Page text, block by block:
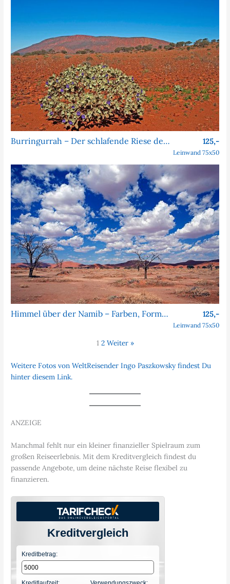
Burringurrah – Der schlafende Riese des Outbacks 125,-
Leinwand 75x50
Himmel über der Namib – Farben, Formen, Faszination 125,-
Leinwand 75x50
1 2 Weiter »
Weitere Fotos von WeltReisender Ingo Paszkowsky findest Du
hinter diesem Link.
ANZEIGE
Manchmal fehlt nur ein kleiner finanzieller Spielraum zum
großen Reiseerlebnis. Mit dem Kreditvergleich findest du
passende Angebote, um deine nächste Reise flexibel zu
finanzieren.
Kreditvergleich
Kreditbetrag: